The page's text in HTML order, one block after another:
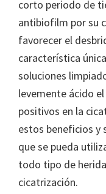
corto periodo de
antibiofilm por su
favorecer el
característica
soluciones
levemente ácido
positivos en la
estos beneficios y
que se pueda
todo tipo de
cicatrización.